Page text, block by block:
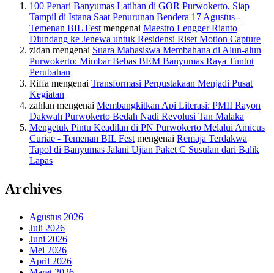
100 Penari Banyumas Latihan di GOR Purwokerto, Siap
Tampil di Istana Saat Penurunan Bendera 17 Agustus -
Temenan BIL Fest mengenai Maestro Lengger Rianto
Diundang ke Jenewa untuk Residensi Riset Motion Capture
zidan mengenai Suara Mahasiswa Membahana di Alun-alun
Purwokerto: Mimbar Bebas BEM Banyumas Raya Tuntut
Perubahan
Riffa mengenai Transformasi Perpustakaan Menjadi Pusat
Kegiatan
zahlan mengenai Membangkitkan Api Literasi: PMII Rayon
Dakwah Purwokerto Bedah Nadi Revolusi Tan Malaka
Mengetuk Pintu Keadilan di PN Purwokerto Melalui Amicus
Curiae - Temenan BIL Fest mengenai Remaja Terdakwa
Tapol di Banyumas Jalani Ujian Paket C Susulan dari Balik
Lapas
Archives
Agustus 2026
Juli 2026
Juni 2026
Mei 2026
April 2026